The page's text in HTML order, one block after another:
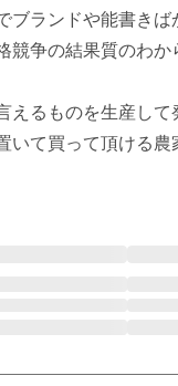
ランドや能書きば
競争の結果質のわ
えるものを生産し
て買って頂ける農